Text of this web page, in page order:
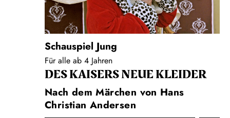
Schauspiel Jung
Für alle ab 4 Jahren
DES KAISERS NEUE KLEIDER
Nach dem Märchen von Hans
Christian Andersen